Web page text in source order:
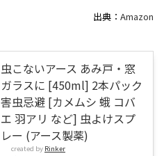
出典： Amazon
虫こないアース あみ戸・窓
ガラスに [450ml] 2本パック
害虫忌避 [カメムシ 蛾 コバ
エ 羽アリ など] 虫よけスプ
レー (アース製薬)
created by Rinker